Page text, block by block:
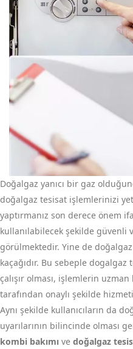
Doğalgaz yanıcı bir gaz
doğalgaz tesisat işlemlerinizi
yaptırmanız son derece önem
kullanılabilecek şekilde güvenli
görülmektedir. Yine de
kaçağıdır. Bu sebeple
çalışır olması, işlemlerin
tarafından onaylı şekilde
Aynı şekilde kullanıcıların da
uyarılarının bilincinde olması
kombi bakımı ve doğalgaz